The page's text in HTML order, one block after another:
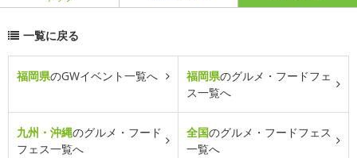
一覧に戻る
福岡県のGWイベント一覧へ 福岡県のグルメ・フードフェ
ス一覧へ
九州・沖縄のグルメ・フード
フェス一覧へ
全国のグルメ・フードフェス
一覧へ